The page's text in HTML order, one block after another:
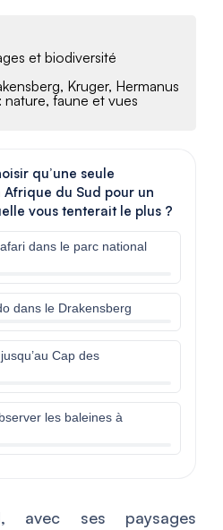
et biodiversité
Kruger, Hermanus
nature, faune et vues
qu’une seule
du Sud pour un
vous tenterait le plus ?
dans le parc national
dans le Drakensberg
Cap des
les baleines à
avec ses paysages